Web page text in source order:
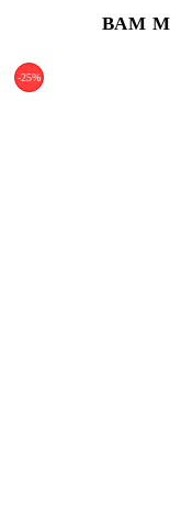
ВАМ
-25%